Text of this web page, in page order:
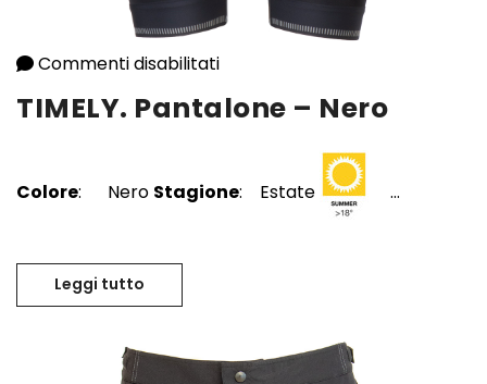
Commenti disabilitati
TIMELY. Pantalone – Nero
Colore: Nero Stagione: Estate ...
Leggi tutto